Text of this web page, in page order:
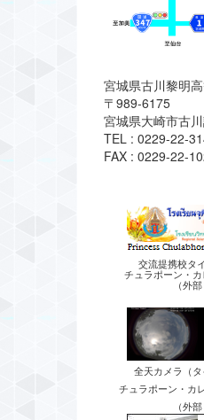
宮城県古川黎明
〒989-6175
宮城県大崎市古
TEL : 0229-22-
FAX : 0229-22-
交流提携校タ
チュラポーン・
（外
全天カメラ（
チュラポーン・カ
（外